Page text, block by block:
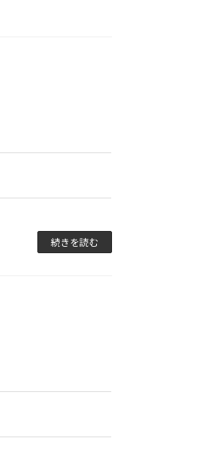
続きを読む